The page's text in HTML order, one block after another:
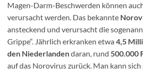
Magen-Darm-Beschwerden können
verursacht werden. Das bekannte
ansteckend und verursacht die
Grippe“. Jährlich erkranken etwa 4,5
den Niederlandendaran, rund 500.000
auf das Norovirus zurück. Man kann